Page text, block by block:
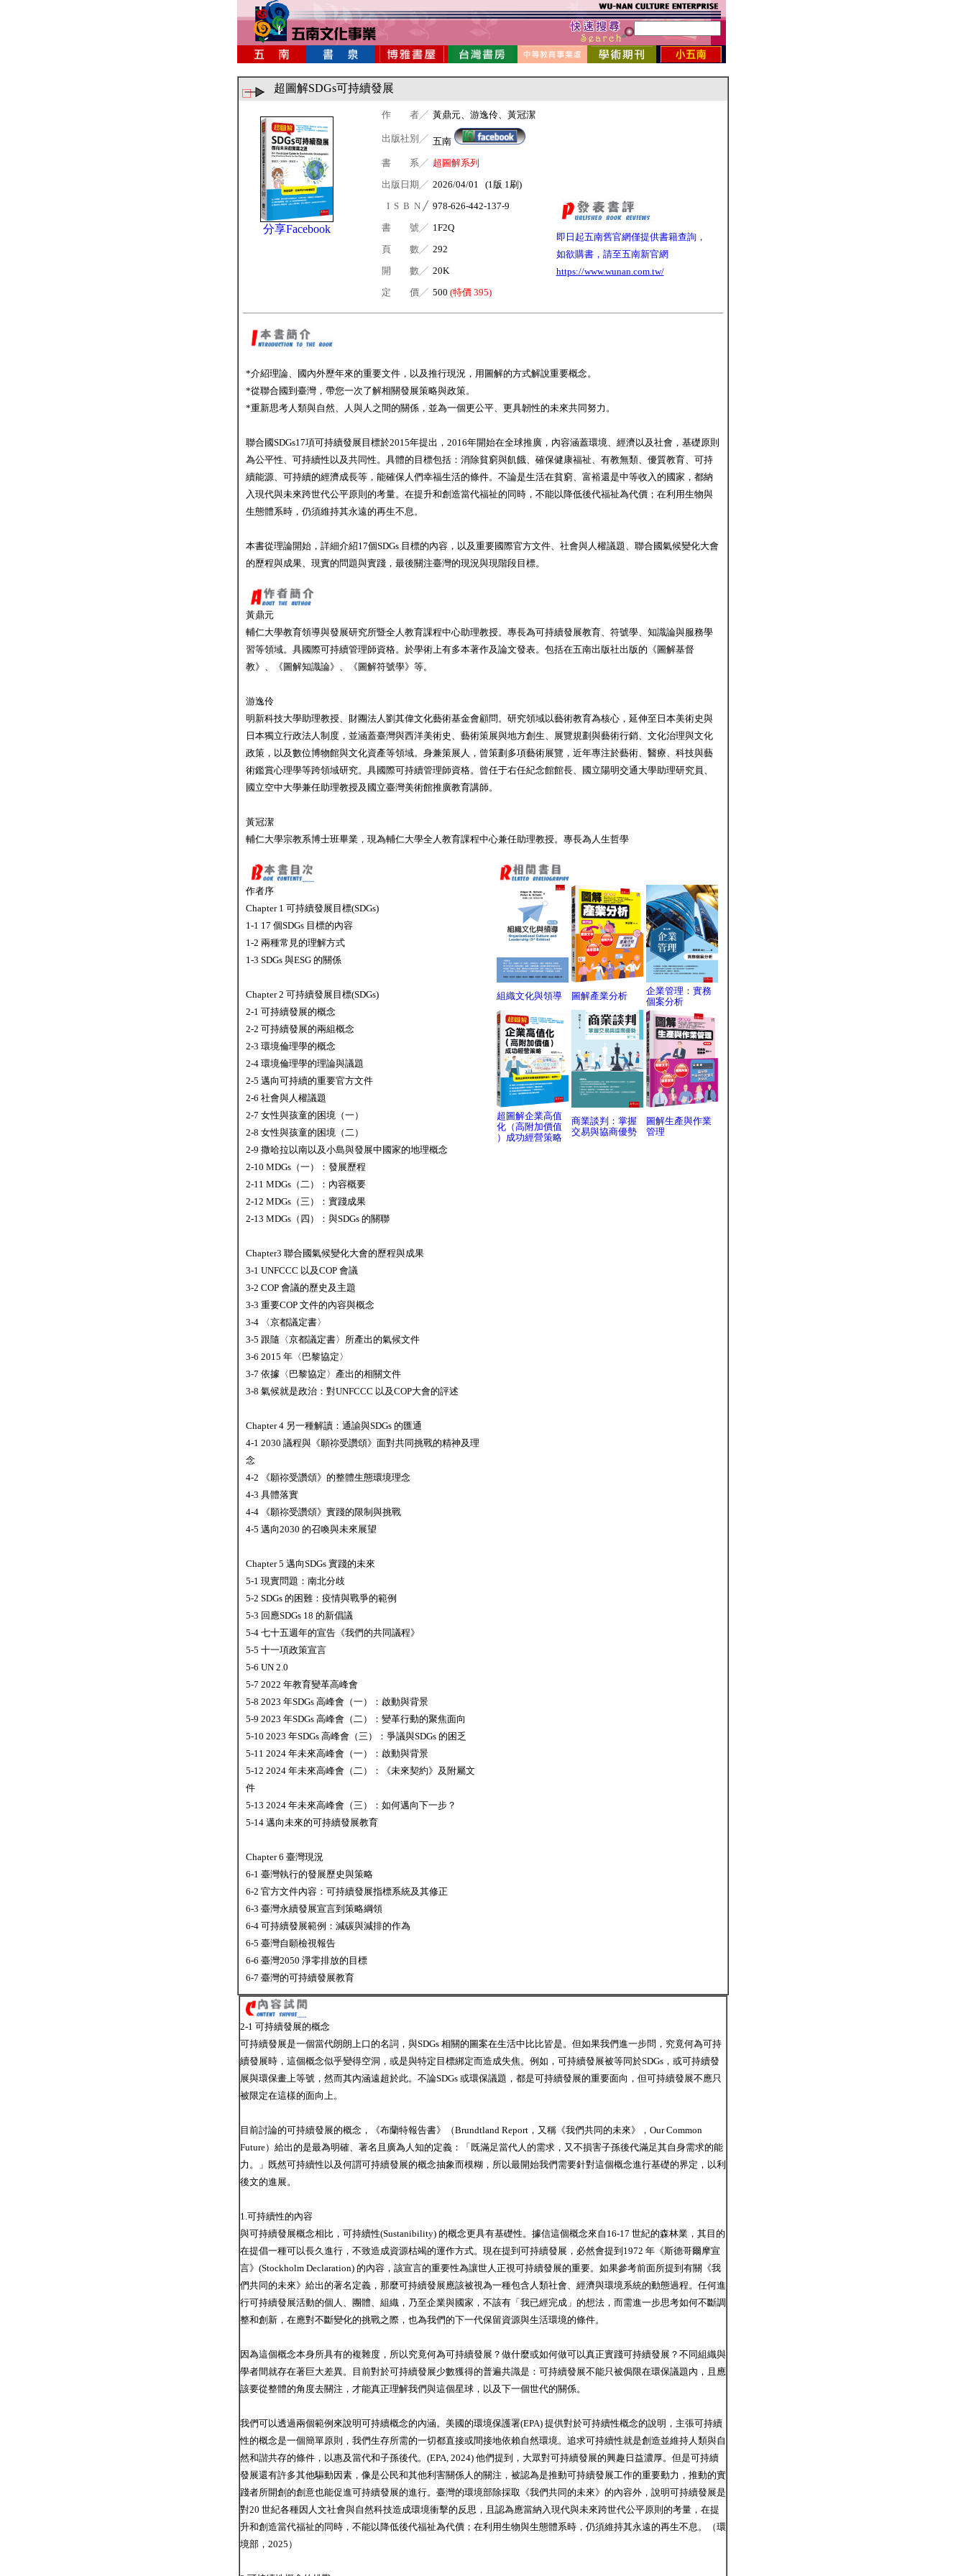
超圖解SDGs可持續發展
分享Facebook
作 者╱ 黃鼎元、游逸伶、黃冠潔
出版社別╱ 五南
書 系╱ 超圖解系列
出版日期╱ 2026/04/01 (1版 1刷)
即日起五南舊官網僅提供書籍查詢，
如欲購書，請至五南新官網
https://www.wunan.com.tw/
I S B N ╱ 978-626-442-137-9
書 號╱ 1F2Q
頁 數╱ 292
開 數╱ 20K
定 價╱ 500 (特價 395)
*介紹理論、國內外歷年來的重要文件，以及推行現況，用圖解的方式解說重要概念。
*從聯合國到臺灣，帶您一次了解相關發展策略與政策。
*重新思考人類與自然、人與人之間的關係，並為一個更公平、更具韌性的未來共同努力。
聯合國SDGs17項可持續發展目標於2015年提出，2016年開始在全球推廣，內容涵蓋環境、經濟以及社會，基礎原則
為公平性、可持續性以及共同性。具體的目標包括：消除貧窮與飢餓、確保健康福祉、有教無類、優質教育、可持
續能源、可持續的經濟成長等，能確保人們幸福生活的條件。不論是生活在貧窮、富裕還是中等收入的國家，都納
入現代與未來跨世代公平原則的考量。在提升和創造當代福祉的同時，不能以降低後代福祉為代價；在利用生物與
生態體系時，仍須維持其永遠的再生不息。
本書從理論開始，詳細介紹17個SDGs 目標的內容，以及重要國際官方文件、社會與人權議題、聯合國氣候變化大會
的歷程與成果、現實的問題與實踐，最後關注臺灣的現況與現階段目標。
黃鼎元
輔仁大學教育領導與發展研究所暨全人教育課程中心助理教授。專長為可持續發展教育、符號學、知識論與服務學
習等領域。具國際可持續管理師資格。於學術上有多本著作及論文發表。包括在五南出版社出版的《圖解基督
教》、《圖解知識論》、《圖解符號學》等。
游逸伶
明新科技大學助理教授、財團法人劉其偉文化藝術基金會顧問。研究領域以藝術教育為核心，延伸至日本美術史與
日本獨立行政法人制度，並涵蓋臺灣與西洋美術史、藝術策展與地方創生、展覽規劃與藝術行銷、文化治理與文化
政策，以及數位博物館與文化資產等領域。身兼策展人，曾策劃多項藝術展覽，近年專注於藝術、醫療、科技與藝
術鑑賞心理學等跨領域研究。具國際可持續管理師資格。曾任于右任紀念館館長、國立陽明交通大學助理研究員、
國立空中大學兼任助理教授及國立臺灣美術館推廣教育講師。
黃冠潔
輔仁大學宗教系博士班畢業，現為輔仁大學全人教育課程中心兼任助理教授。專長為人生哲學
作者序
Chapter 1 可持續發展目標(SDGs)
1-1 17 個SDGs 目標的內容
1-2 兩種常見的理解方式
1-3 SDGs 與ESG 的關係
Chapter 2 可持續發展目標(SDGs)
2-1 可持續發展的概念
2-2 可持續發展的兩組概念
2-3 環境倫理學的概念
2-4 環境倫理學的理論與議題
2-5 邁向可持續的重要官方文件
2-6 社會與人權議題
2-7 女性與孩童的困境（一）
2-8 女性與孩童的困境（二）
2-9 撒哈拉以南以及小島與發展中國家的地理概念
2-10 MDGs（一）：發展歷程
2-11 MDGs（二）：內容概要
2-12 MDGs（三）：實踐成果
2-13 MDGs（四）：與SDGs 的關聯
Chapter3 聯合國氣候變化大會的歷程與成果
3-1 UNFCCC 以及COP 會議
3-2 COP 會議的歷史及主題
3-3 重要COP 文件的內容與概念
3-4 〈京都議定書〉
3-5 跟隨〈京都議定書〉所產出的氣候文件
3-6 2015 年〈巴黎協定〉
3-7 依據〈巴黎協定〉產出的相關文件
3-8 氣候就是政治：對UNFCCC 以及COP大會的評述
Chapter 4 另一種解讀：通諭與SDGs 的匯通
4-1 2030 議程與《願祢受讚頌》面對共同挑戰的精神及理
念
4-2 《願祢受讚頌》的整體生態環境理念
4-3 具體落實
4-4 《願祢受讚頌》實踐的限制與挑戰
4-5 邁向2030 的召喚與未來展望
Chapter 5 邁向SDGs 實踐的未來
5-1 現實問題：南北分歧
5-2 SDGs 的困難：疫情與戰爭的範例
5-3 回應SDGs 18 的新倡議
5-4 七十五週年的宣告《我們的共同議程》
5-5 十一項政策宣言
5-6 UN 2.0
5-7 2022 年教育變革高峰會
5-8 2023 年SDGs 高峰會（一）：啟動與背景
5-9 2023 年SDGs 高峰會（二）：變革行動的聚焦面向
5-10 2023 年SDGs 高峰會（三）：爭議與SDGs 的困乏
5-11 2024 年未來高峰會（一）：啟動與背景
5-12 2024 年未來高峰會（二）：《未來契約》及附屬文
件
5-13 2024 年未來高峰會（三）：如何邁向下一步？
5-14 邁向未來的可持續發展教育
Chapter 6 臺灣現況
6-1 臺灣執行的發展歷史與策略
6-2 官方文件內容：可持續發展指標系統及其修正
6-3 臺灣永續發展宣言到策略綱領
6-4 可持續發展範例：減碳與減排的作為
6-5 臺灣自願檢視報告
6-6 臺灣2050 淨零排放的目標
6-7 臺灣的可持續發展教育
組織文化與領導 圖解產業分析
企業管理：實務
個案分析
超圖解企業高值
化（高附加價值
）成功經營策略
商業談判：掌握
交易與協商優勢
圖解生產與作業
管理
2-1 可持續發展的概念
可持續發展是一個當代朗朗上口的名詞，與SDGs 相關的圖案在生活中比比皆是。但如果我們進一步問，究竟何為可持
續發展時，這個概念似乎變得空洞，或是與特定目標綁定而造成失焦。例如，可持續發展被等同於SDGs，或可持續發
展與環保畫上等號，然而其內涵遠超於此。不論SDGs 或環保議題，都是可持續發展的重要面向，但可持續發展不應只
被限定在這樣的面向上。
目前討論的可持續發展的概念，《布蘭特報告書》（Brundtland Report，又稱《我們共同的未來》，Our Common
Future）給出的是最為明確、著名且廣為人知的定義：「既滿足當代人的需求，又不損害子孫後代滿足其自身需求的能
力。」既然可持續性以及何謂可持續發展的概念抽象而模糊，所以最開始我們需要針對這個概念進行基礎的界定，以利
後文的進展。
1.可持續性的內容
與可持續發展概念相比，可持續性(Sustanibility) 的概念更具有基礎性。據信這個概念來自16-17 世紀的森林業，其目的
在提倡一種可以長久進行，不致造成資源枯竭的運作方式。現在提到可持續發展，必然會提到1972 年《斯德哥爾摩宣
言》(Stockholm Declaration) 的內容，該宣言的重要性為讓世人正視可持續發展的重要。如果參考前面所提到有關《我
們共同的未來》給出的著名定義，那麼可持續發展應該被視為一種包含人類社會、經濟與環境系統的動態過程。任何進
行可持續發展活動的個人、團體、組織，乃至企業與國家，不該有「我已經完成」的想法，而需進一步思考如何不斷調
整和創新，在應對不斷變化的挑戰之際，也為我們的下一代保留資源與生活環境的條件。
因為這個概念本身所具有的複雜度，所以究竟何為可持續發展？做什麼或如何做可以真正實踐可持續發展？不同組織與
學者間就存在著巨大差異。目前對於可持續發展少數獲得的普遍共識是：可持續發展不能只被侷限在環保議題內，且應
該要從整體的角度去關注，才能真正理解我們與這個星球，以及下一個世代的關係。
我們可以透過兩個範例來說明可持續概念的內涵。美國的環境保護署(EPA) 提供對於可持續性概念的說明，主張可持續
性的概念是一個簡單原則，我們生存所需的一切都直接或間接地依賴自然環境。追求可持續性就是創造並維持人類與自
然和諧共存的條件，以惠及當代和子孫後代。(EPA, 2024) 他們提到，大眾對可持續發展的興趣日益濃厚。但是可持續
發展還有許多其他驅動因素，像是公民和其他利害關係人的關注，被認為是推動可持續發展工作的重要動力，推動的實
踐者所開創的創意也能促進可持續發展的進行。臺灣的環境部除採取《我們共同的未來》的內容外，說明可持續發展是
對20 世紀各種因人文社會與自然科技造成環境衝擊的反思，且認為應當納入現代與未來跨世代公平原則的考量，在提
升和創造當代福祉的同時，不能以降低後代福祉為代價；在利用生物與生態體系時，仍須維持其永遠的再生不息。（環
境部，2025）